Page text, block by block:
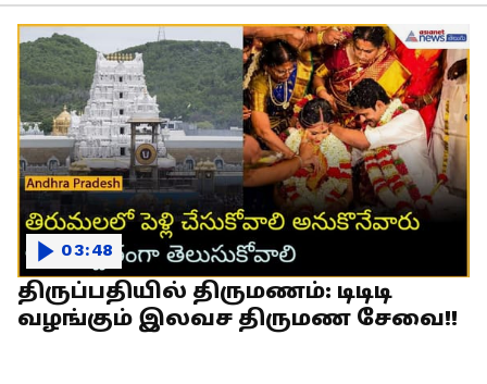
திருப்பதியில் திருமணம்: டிடிடி
வழங்கும் இலவச திருமண சேவை!!
03:48